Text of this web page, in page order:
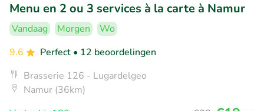
Menu en 2 ou 3 services à la carte à Namur
Vandaag Morgen
Wo
9.6
Perfect • 12 beoordelingen
Brasserie 126 - Lugardelgeo
Namur (36km)